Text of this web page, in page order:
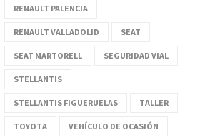
RENAULT PALENCIA
RENAULT VALLADOLID SEAT
SEAT MARTORELL SEGURIDAD VIAL
STELLANTIS
STELLANTIS FIGUERUELAS TALLER
TOYOTA VEHÍCULO DE OCASIÓN